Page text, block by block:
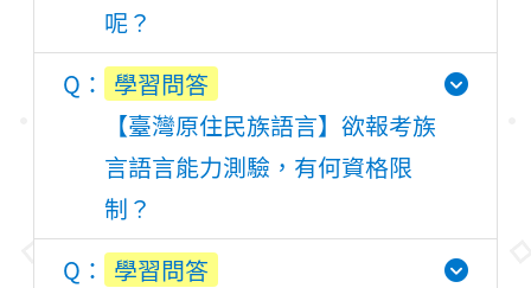
呢？
學習問答
【臺灣原住民族語言】欲報考族
言語言能力測驗，有何資格限
制？
學習問答